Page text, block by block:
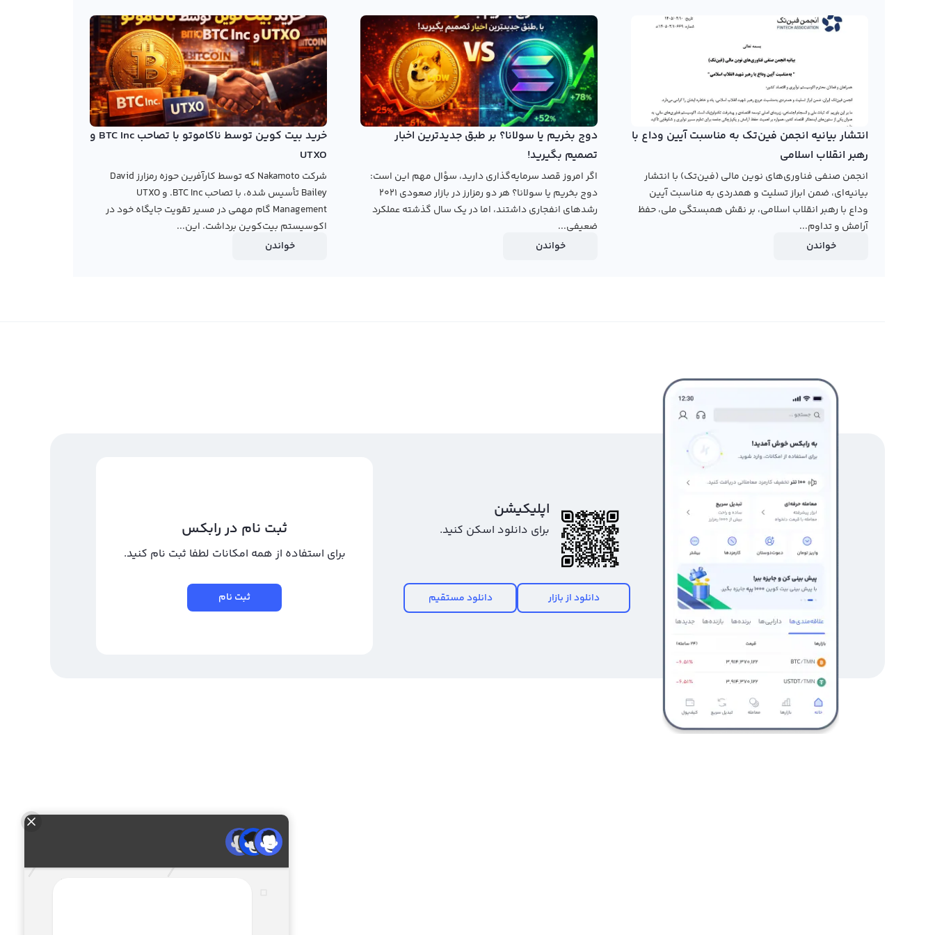
سمبل BEPRO و نام انگلیسی BEPRO Network شناخته می‌شود و براساس فناوری بلاکچین اکتشاف شده است.
نموداربی پرو نتورک به صورت شبه کندل و نمودار خطی ارائه شده است و امکان استفاده از تایم فریم‌های مختلف برای تحلیل
وجود دارد. با توجه به رشد روزافزون بازار ارزهای دیجیتال، بی پرو نتورک نیز در رده‌بندی بازار سرمایه جای خود را پیدا کرده و
قابلیت رشد بالا و تغییرات قیمت قابل توجهی دارد.
رابکس از خرید و فروش بیش از ۱۰۰۰ ارز دیجیتال پشتیبانی می‌کند. برای معامله رمز بی پرو نتورک، به صفحه
خرید بی پرو نتورک
بروید.
انتشار بیانیه انجمن فین‌تک به مناسبت آیین وداع با
رهبر انقلاب اسلامی
انجمن صنفی فناوری‌های نوین مالی (فین‌تک) با انتشار
بیانیه‌ای، ضمن ابراز تسلیت و همدردی به مناسبت آیین
وداع با رهبر انقلاب اسلامی، بر نقش همبستگی ملی، حفظ
آرامش و تداوم...
خواندن
دوج بخریم یا سولانا؟ بر طبق جدیدترین اخبار
تصمیم بگیرید!
اگر امروز قصد سرمایه‌گذاری دارید، سؤال مهم این است:
دوج بخریم یا سولانا؟ هر دو رمزارز در بازار صعودی ۲۰۲۱
رشدهای انفجاری داشتند، اما در یک سال گذشته عملکرد
ضعیفی...
خواندن
خرید بیت کوین توسط ناکاموتو با تصاحب BTC Inc و
UTXO
شرکت Nakamoto که توسط کارآفرین حوزه رمزارز David
Bailey تأسیس شده، با تصاحب BTC Inc. و UTXO
Management گام مهمی در مسیر تقویت جایگاه خود در
اکوسیستم بیت‌کوین برداشت. این...
خواندن
اپلیکیشن
برای دانلود اسکن کنید.
دانلود از بازار دانلود مستقیم
ثبت نام در رابکس
برای استفاده از همه امکانات لطفا ثبت نام کنید.
ثبت نام